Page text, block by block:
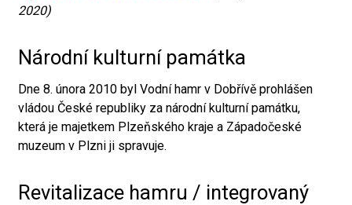
2020)
Národní kulturní památka
Dne 8. února 2010 byl Vodní hamr v Dobřívě prohlášen
vládou České republiky za národní kulturní památku,
která je majetkem Plzeňského kraje a Západočeské
muzeum v Plzni ji spravuje.
Revitalizace hamru / integrovaný